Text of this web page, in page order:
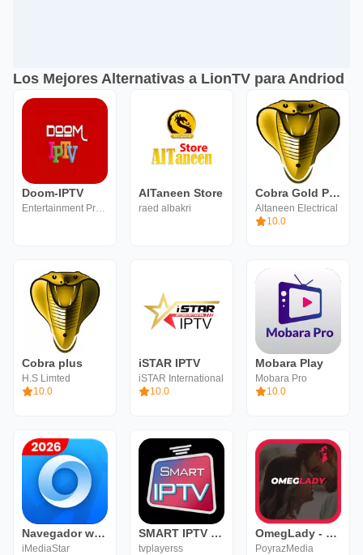
Los Mejores Alternativas a LionTV para Andriod
Doom-IPTV
Entertainment Programs
AlTaneen Store
raed albakri
Cobra Gold Player
Altaneen Electrical
10.0
Cobra plus
H.S Limted
10.0
iSTAR IPTV
iSTAR International
10.0
Mobara Play
Mobara Pro
10.0
Navegador web rápido y privado
iMediaStar
SMART IPTV Premium for Smart
tvplayerss
OmegLady - Chat Roulette
PoyrazMedia